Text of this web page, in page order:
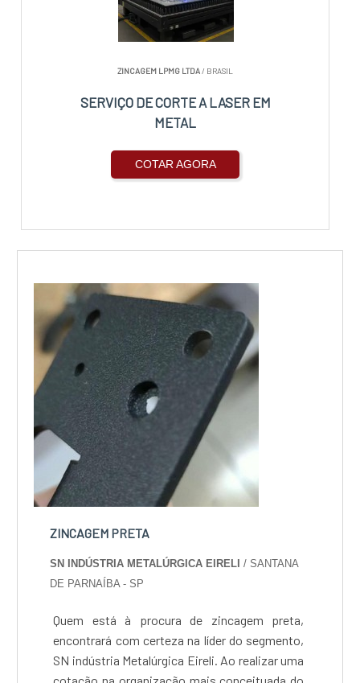
ZINCAGEM LPMG LTDA/ BRASIL
SERVIÇO DE CORTE A LASER EM
METAL
COTAR AGORA
ZINCAGEM PRETA
SN INDÚSTRIA METALÚRGICA EIRELI/ SANTANA
DE PARNAÍBA - SP
Quem está à procura de zincagem preta,
encontrará com certeza na líder do segmento,
SN indústria Metalúrgica Eireli. Ao realizar uma